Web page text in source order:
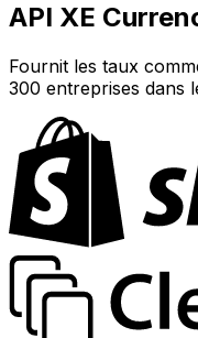
API XE
Fournit les taux
300 entreprises dans